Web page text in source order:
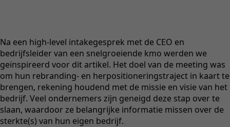
Na een high-level intakegesprek met de CEO en
bedrijfsleider van een snelgroeiende kmo werden we
geïnspireerd voor dit artikel. Het doel van de meeting was
om hun rebranding- en herpositioneringstraject in kaart te
brengen, rekening houdend met de missie en visie van het
bedrijf. Veel ondernemers zijn geneigd deze stap over te
slaan, waardoor ze belangrijke informatie missen over de
sterkte(s) van hun eigen bedrijf.